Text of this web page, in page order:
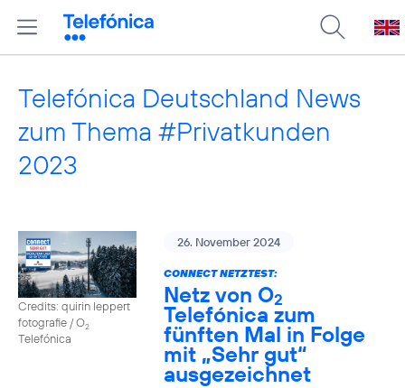
Telefónica Deutschland News
zum Thema #Privatkunden
2023
Credits: quirin leppert
fotografie / O2
Telefónica
26. November 2024
CONNECT NETZTEST:
Netz von O2
Telefónica zum
fünften Mal in Folge
mit „Sehr gut“
ausgezeichnet